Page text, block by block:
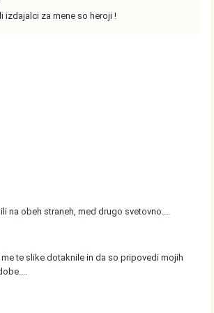
izdajalci za mene so heroji !
na obeh straneh, med drugo svetovno....
te slike dotaknile in da so pripovedi mojih